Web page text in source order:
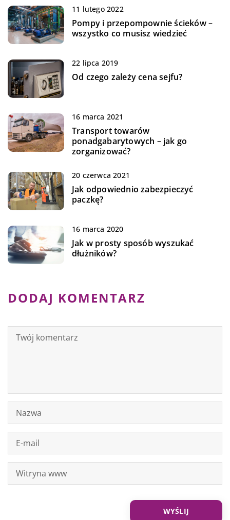
11 lutego 2022
Pompy i przepompownie ścieków –
wszystko co musisz wiedzieć
22 lipca 2019
Od czego zależy cena sejfu?
16 marca 2021
Transport towarów
ponadgabarytowych – jak go
zorganizować?
20 czerwca 2021
Jak odpowiednio zabezpieczyć
paczkę?
16 marca 2020
Jak w prosty sposób wyszukać
dłużników?
DODAJ KOMENTARZ